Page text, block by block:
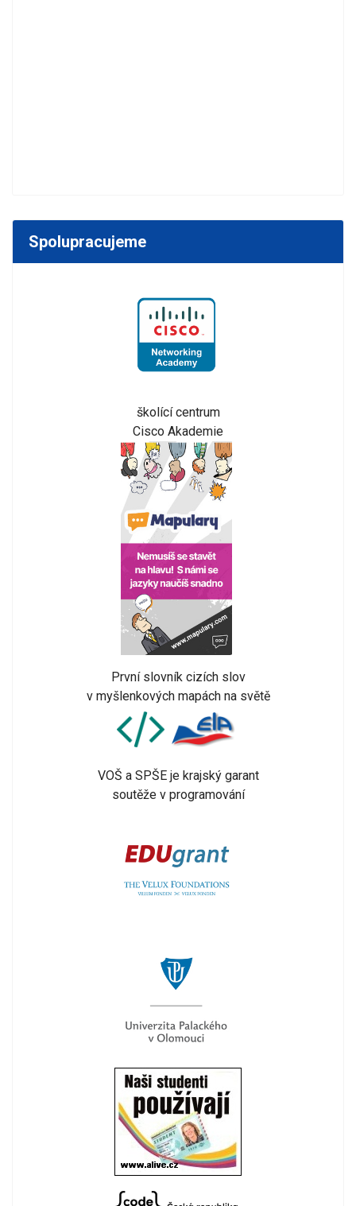
Spolupracujeme
školící centrum
Cisco Akademie
První slovník cizích slov
v myšlenkových mapách na světě
VOŠ a SPŠE je krajský garant
soutěže v programování